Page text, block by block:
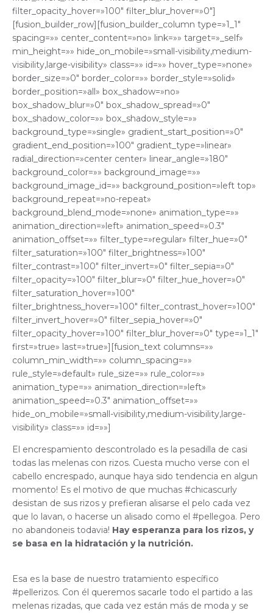
filter_opacity_hover=»100″ filter_blur_hover=»0″]
[fusion_builder_row][fusion_builder_column type=»1_1″
spacing=»» center_content=»no» link=»» target=»_self»
min_height=»» hide_on_mobile=»small-visibility,medium-
visibility,large-visibility» class=»» id=»» hover_type=»none»
border_size=»0″ border_color=»» border_style=»solid»
border_position=»all» box_shadow=»no»
box_shadow_blur=»0″ box_shadow_spread=»0″
box_shadow_color=»» box_shadow_style=»»
background_type=»single» gradient_start_position=»0″
gradient_end_position=»100″ gradient_type=»linear»
radial_direction=»center center» linear_angle=»180″
background_color=»» background_image=»»
background_image_id=»» background_position=»left top»
background_repeat=»no-repeat»
background_blend_mode=»none» animation_type=»»
animation_direction=»left» animation_speed=»0.3″
animation_offset=»» filter_type=»regular» filter_hue=»0″
filter_saturation=»100″ filter_brightness=»100″
filter_contrast=»100″ filter_invert=»0″ filter_sepia=»0″
filter_opacity=»100″ filter_blur=»0″ filter_hue_hover=»0″
filter_saturation_hover=»100″
filter_brightness_hover=»100″ filter_contrast_hover=»100″
filter_invert_hover=»0″ filter_sepia_hover=»0″
filter_opacity_hover=»100″ filter_blur_hover=»0″ type=»1_1″
first=»true» last=»true»][fusion_text columns=»»
column_min_width=»» column_spacing=»»
rule_style=»default» rule_size=»» rule_color=»»
animation_type=»» animation_direction=»left»
animation_speed=»0.3″ animation_offset=»»
hide_on_mobile=»small-visibility,medium-visibility,large-
visibility» class=»» id=»»]
El encrespamiento descontrolado es la pesadilla de casi
todas las melenas con rizos. Cuesta mucho verse con el
cabello encrespado, aunque haya sido tendencia en algun
momento! Es el motivo de que muchas #chicascurly
desistan de sus rizos y prefieran alisarse el pelo cada vez
que lo lavan, o hacerse un alisado como el #pellegoa. Pero
no abandoneis todavia! Hay esperanza para los rizos, y
se basa en la hidratación y la nutrición.
Esa es la base de nuestro tratamiento específico
#pellerizos. Con él queremos sacarle todo el partido a las
melenas rizadas, que cada vez están más de moda y se